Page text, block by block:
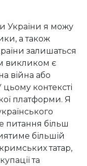
України я можу
а також
залишаться
викликом є
війна або
контексті
платформи. Я
питання більш
більшій
татар,
та